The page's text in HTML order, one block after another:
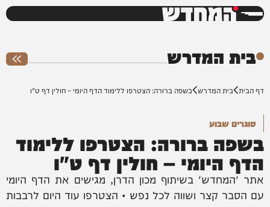
המחדש
בית המדרש
דף הבית בית המדרש בשפה ברורה: הצטרפו ללימוד הדף היומי – חולין דף ט"ו
סוגרים שבוע
בשפה ברורה: הצטרפו ללימוד
הדף היומי – חולין דף ט"ו
אתר 'המחדש' בשיתוף מכון הדרן, מגישים את הדף היומי
עם הסבר קצר ושווה לכל נפש • הצטרפו עוד היום לרבבות